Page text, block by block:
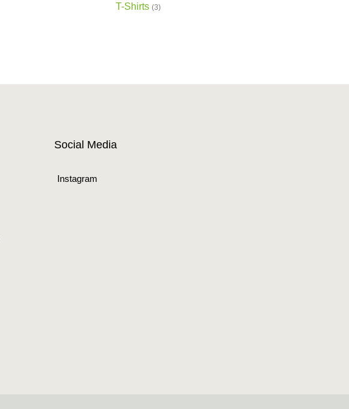
T-Shirts (3)
Social Media
Instagram